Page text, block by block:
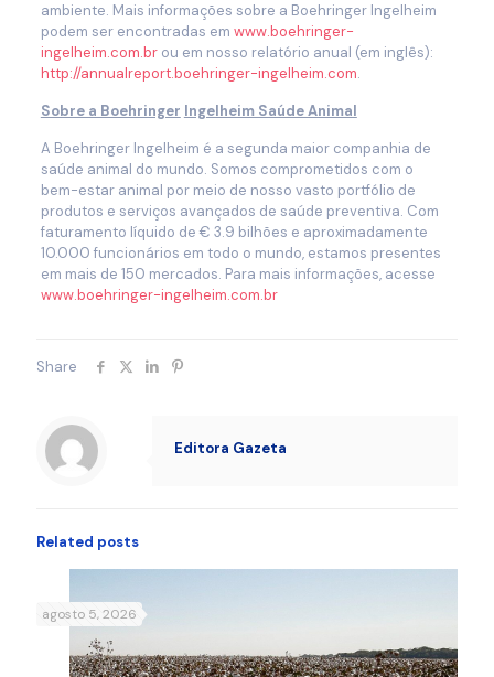
ambiente. Mais informações sobre a Boehringer Ingelheim
podem ser encontradas em www.boehringer-
ingelheim.com.brou em nosso relatório anual (em inglês):
http://annualreport.boehringer-ingelheim.com.
Sobre a Boehringer Ingelheim Saúde Animal
A Boehringer Ingelheim é a segunda maior companhia de
saúde animal do mundo. Somos comprometidos com o
bem-estar animal por meio de nosso vasto portfólio de
produtos e serviços avançados de saúde preventiva. Com
faturamento líquido de € 3.9 bilhões e aproximadamente
10.000 funcionários em todo o mundo, estamos presentes
em mais de 150 mercados. Para mais informações, acesse
www.boehringer-ingelheim.com.br
Share
Editora Gazeta
Related posts
agosto 5, 2026